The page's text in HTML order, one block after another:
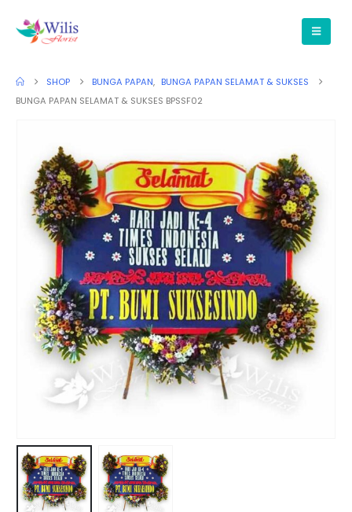
SHOP BUNGA PAPAN, BUNGA PAPAN SELAMAT & SUKSES
BUNGA PAPAN SELAMAT & SUKSES BPSSF02